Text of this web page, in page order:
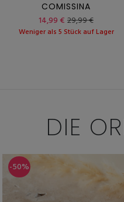
COMISSINA
14,99 € 29,99 €
Weniger als 5 Stück auf Lager
DIE
-50%